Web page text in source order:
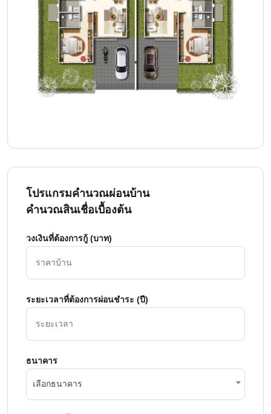
โปรแกรมคำนวณผ่อนบ้าน
คำนวณสินเชื่อเบื้องต้น
วงเงินที่ต้องการกู้ (บาท)
ระยะเวลาที่ต้องการผ่อนชำระ (ปี)
ธนาคาร
เลือกธนาคาร